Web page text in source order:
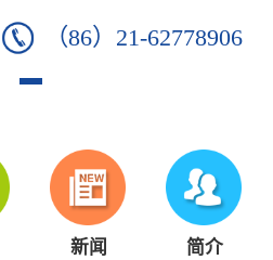
（86）21-62778906
新闻 简介